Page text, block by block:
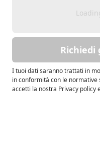
I tuoi dati saranno trattati in
in conformità con le normative
accetti la nostra Privacy policy